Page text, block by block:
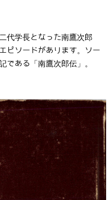
代学長となった南鷹次郎
ピソードがあります。ソー
である「南鷹次郎伝」。